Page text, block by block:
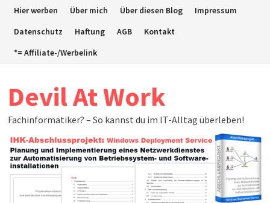
ZumHier werben Über mich Über diesen Blog
Impressum
Datenschutz
Haftung AGB
Kontakt
*= Affiliate-/Werbelink
Devil At Work
Fachinformatiker? – So kannst du im IT-Alltag überleben!